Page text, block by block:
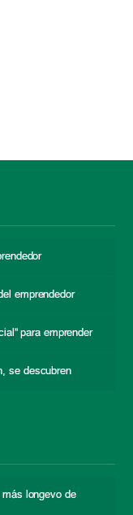
emprendedor
para emprender
se descubren
longevo de